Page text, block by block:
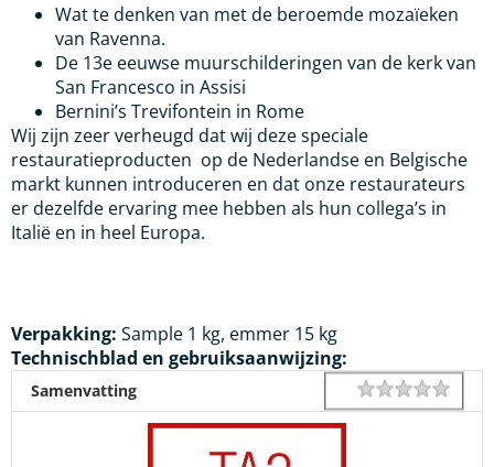
Wat te denken van met de beroemde mozaïeken
van Ravenna.
De 13e eeuwse muurschilderingen van de kerk van
San Francesco in Assisi
Bernini’s Trevifontein in Rome
Wij zijn zeer verheugd dat wij deze speciale
restauratieproducten op de Nederlandse en Belgische
markt kunnen introduceren en dat onze restaurateurs
er dezelfde ervaring mee hebben als hun collega’s in
Italië en in heel Europa.
Verpakking: Sample 1 kg, emmer 15 kg
Technischblad en gebruiksaanwijzing:
Samenvatting Rating 1 star
2
3
4
5